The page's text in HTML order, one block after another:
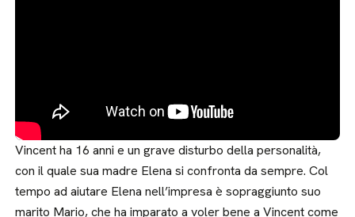
Vincent ha 16 anni e un grave disturbo della personalità,
con il quale sua madre Elena si confronta da sempre. Col
tempo ad aiutare Elena nell’impresa è sopraggiunto suo
marito Mario, che ha imparato a voler bene a Vincent come